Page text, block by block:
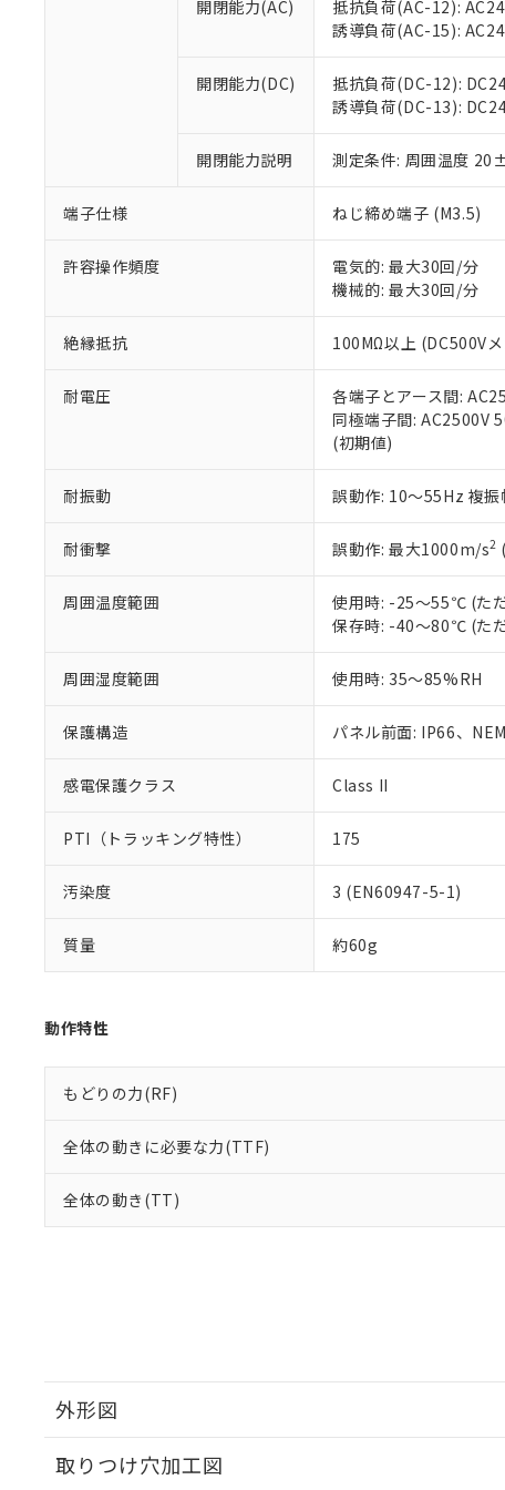
開閉能力(AC)
抵抗負荷(AC-12):
誘導負荷(AC-15):
開閉能力(DC)
抵抗負荷(DC-12):
誘導負荷(DC-13):
開閉能力説明 測定条件: 周囲温度
端子仕様 ねじ締め端子 (M3.5)
許容操作頻度
電気的: 最大30回/分
機械的: 最大30回/分
絶縁抵抗 100MΩ以上 (DC500V
耐電圧
各端子とアース間:
同極端子間: AC2500V
(初期値)
耐振動 誤動作: 10～55Hz 複
耐衝撃 誤動作: 最大1000m/s2
周囲温度範囲
使用時: -25～55℃ (た
保存時: -40～80℃ (た
周囲湿度範囲 使用時: 35～85%RH
保護構造 パネル前面: IP66、
感電保護クラス Class II
PTI（トラッキング特性） 175
汚染度 3 (EN60947-5-1)
質量 約60g
動作特性
もどりの力(RF)
全体の動きに必要な力(TTF)
全体の動き(TT)
外形図
取りつけ穴加工図
当社販売員に
オムロン制御
す。
マイパーツ機
ている必要が
お客様が当ウ
が、当社の製
さい。
いる法人を指
※2 対応予定月
部品在庫の切り替
※3 非含有証明
下記の非含有証明書
EU RoHS指令（10
51物質の非含有証明
※本証明書は発行
混在することから
既に当社にて対応
り割愛しております
※2 環境保護使
「ｅ」：有害物質
「10」：通常の使
「－」：未確認で
当社は、貴社
たしません。
△ 一定数に
－
在庫なし
機器販売
空
受注生産